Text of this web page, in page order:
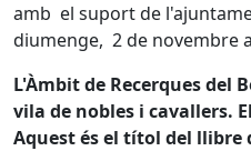
amb el suport de
diumenge, 2 de novembre
L'Àmbit de Recerques del
vila de nobles i cavallers.
Aquest és el títol del llibre